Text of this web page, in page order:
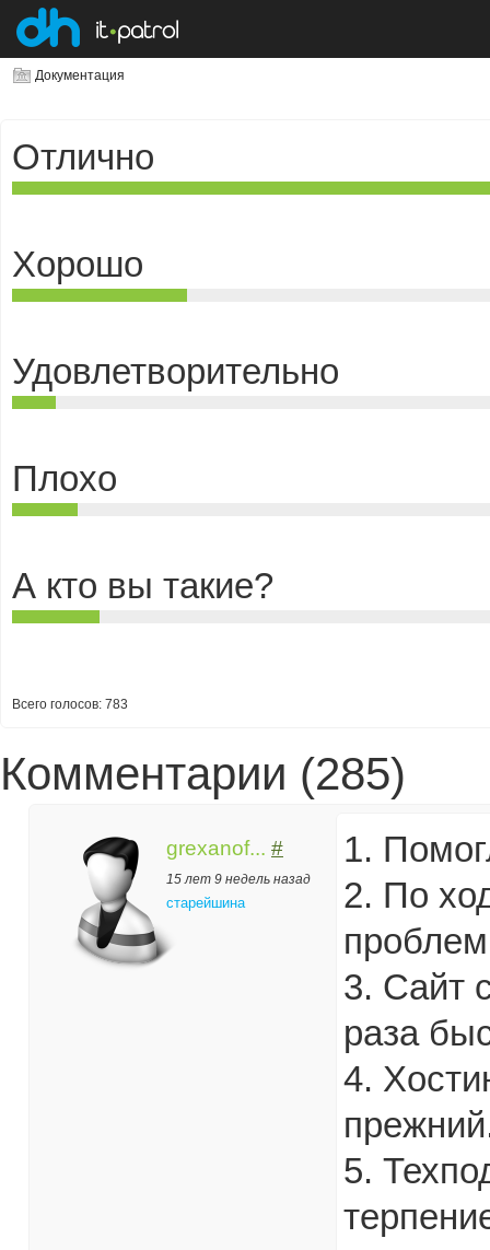
Документация
Отлично
Хорошо
Удовлетворительно
Плохо
А кто вы такие?
Всего голосов: 783
Комментарии (285)
grexanof... #
15 лет 9 недель назад
старейшина
1.
2. По
3. Сайт
раза
4.
5.